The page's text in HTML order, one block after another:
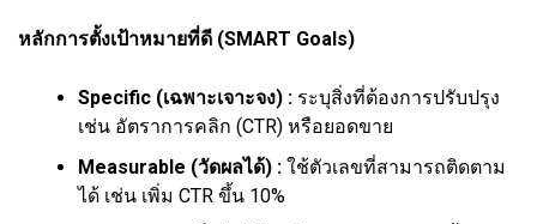
หลักการตั้งเป้าหมายที่ดี (SMART Goals)
Specific (เฉพาะเจาะจง) : ระบุสิ่งที่ต้องการปรับปรุง
เช่น อัตราการคลิก (CTR) หรือยอดขาย
Measurable (วัดผลได้) : ใช้ตัวเลขที่สามารถติดตาม
ได้ เช่น เพิ่ม CTR ขึ้น 10%